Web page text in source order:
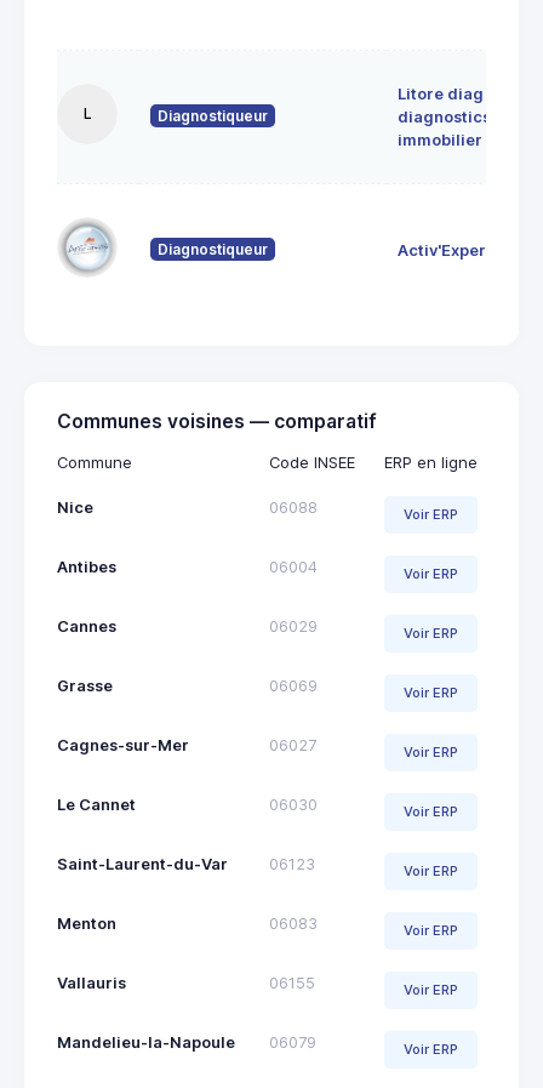
L Diagnostiqueur
Litore diag
diagnostics
immobilier
Diagnostiqueur Activ'Expertise
Communes voisines — comparatif
Commune Code INSEE ERP en ligne
Nice 06088 Voir ERP
Antibes 06004 Voir ERP
Cannes 06029 Voir ERP
Grasse 06069 Voir ERP
Cagnes-sur-Mer 06027 Voir ERP
Le Cannet 06030 Voir ERP
Saint-Laurent-du-Var 06123 Voir ERP
Menton 06083 Voir ERP
Vallauris 06155 Voir ERP
Mandelieu-la-Napoule 06079 Voir ERP